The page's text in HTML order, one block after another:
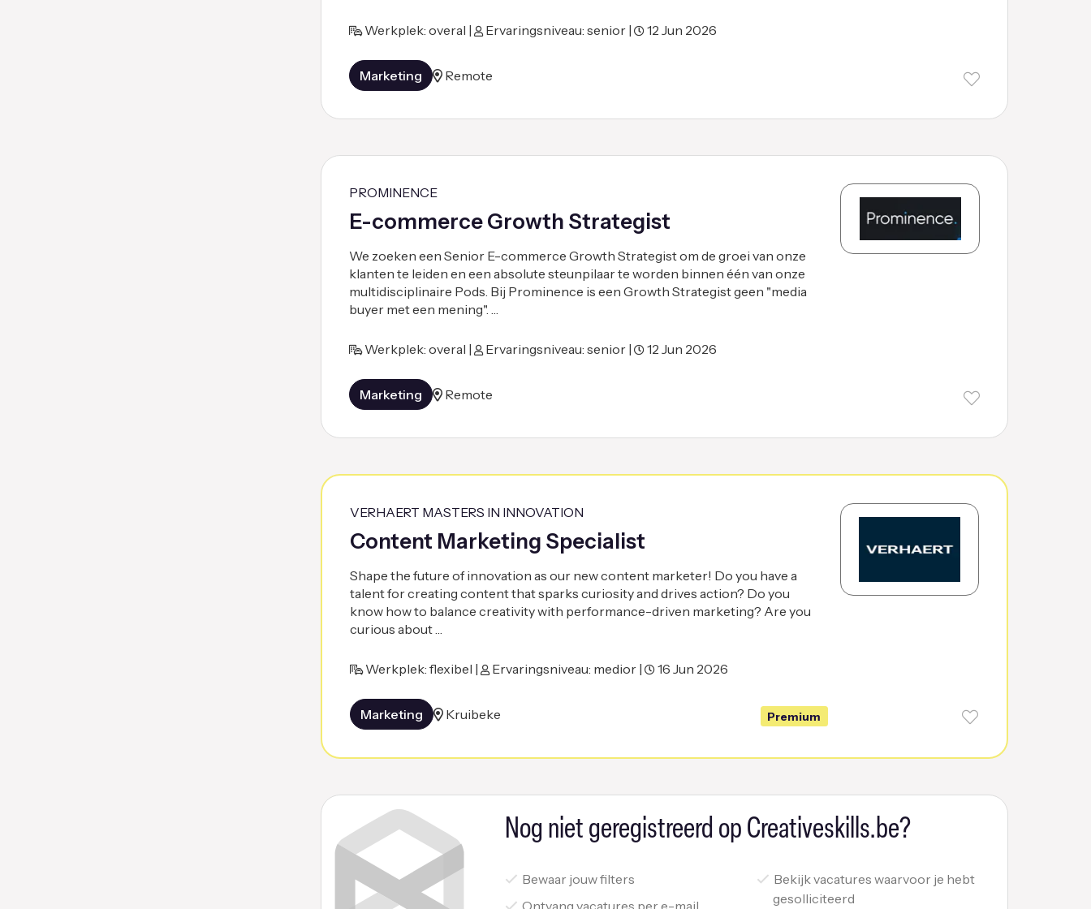
Werkplek: overal | Ervaringsniveau: senior | 12 Jun 2026
Marketing Remote
PROMINENCE
E-commerce Growth Strategist
We zoeken een Senior E-commerce Growth Strategist om de groei van onze
klanten te leiden en een absolute steunpilaar te worden binnen één van onze
multidisciplinaire Pods. Bij Prominence is een Growth Strategist geen "media
buyer met een mening". …
Werkplek: overal | Ervaringsniveau: senior | 12 Jun 2026
Marketing Remote
VERHAERT MASTERS IN INNOVATION
Content Marketing Specialist
Shape the future of innovation as our new content marketer! Do you have a
talent for creating content that sparks curiosity and drives action? Do you
know how to balance creativity with performance-driven marketing? Are you
curious about …
Werkplek: flexibel | Ervaringsniveau: medior | 16 Jun 2026
Marketing Kruibeke Premium
Nog niet geregistreerd op Creativeskills.be?
Bewaar jouw filters
Bekijk vacatures waarvoor je hebt
gesolliciteerd